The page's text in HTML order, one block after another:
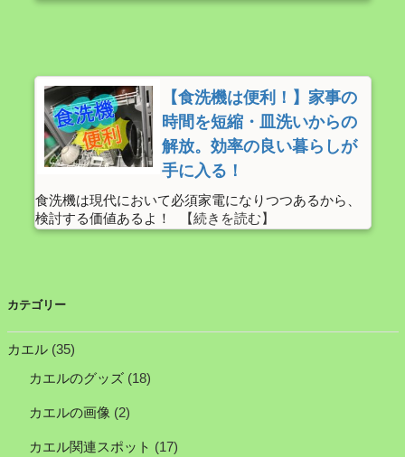
【食洗機は便利！】家事の
時間を短縮・皿洗いからの
解放。効率の良い暮らしが
手に入る！
食洗機は現代において必須家電になりつつあるから、
検討する価値あるよ！
カテゴリー
カエル(35)
カエルのグッズ(18)
カエルの画像 (2)
カエル関連スポット (17)